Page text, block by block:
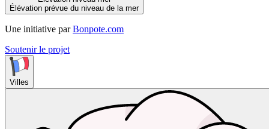
Élévation prévue du niveau de la mer
Une initiative par Bonpote.com
Soutenir le projet
Villes